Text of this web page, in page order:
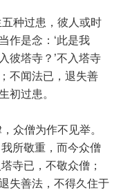
种过患，彼人或时
作是念：‘此是我
彼塔寺？’不入塔寺
不闻法已，退失善
初过患。
众僧为作不见举。
所敬重，而今众僧
寺已，不敬众僧；
失善法，不得久住于